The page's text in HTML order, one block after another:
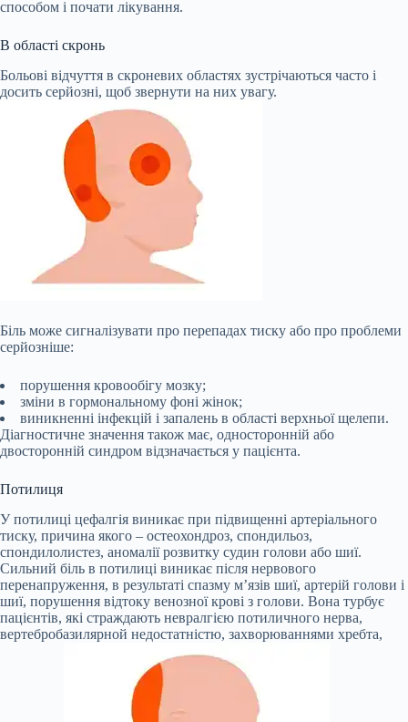
способом і почати лікування.
В області скронь
Больові відчуття в скроневих областях зустрічаються часто і
досить серйозні, щоб звернути на них увагу.
Біль може сигналізувати про перепадах тиску або про проблеми
серйозніше:
порушення кровообігу мозку;
зміни в гормональному фоні жінок;
виникненні інфекцій і запалень в області верхньої щелепи.
Діагностичне значення також має, односторонній або
двосторонній синдром відзначається у пацієнта.
Потилиця
У потилиці цефалгія виникає при підвищенні артеріального
тиску, причина якого – остеохондроз, спондильоз,
спондилолистез, аномалії розвитку судин голови або шиї.
Сильний біль в потилиці виникає після нервового
перенапруження, в результаті спазму м’язів шиї, артерій голови і
шиї, порушення відтоку венозної крові з голови. Вона турбує
пацієнтів, які страждають невралгією потиличного нерва,
вертебробазилярной недостатністю, захворюваннями хребта,